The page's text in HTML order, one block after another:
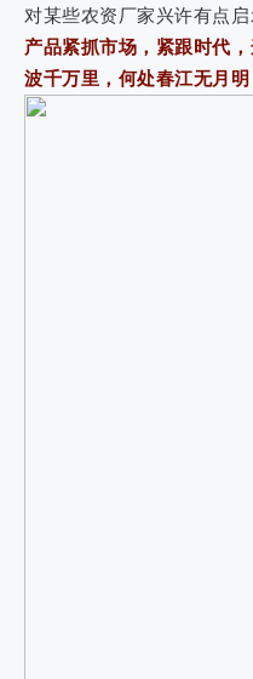
对某些农资厂家兴许有点启
产品紧抓市场，紧跟时代
波千万里，何处春江无月明